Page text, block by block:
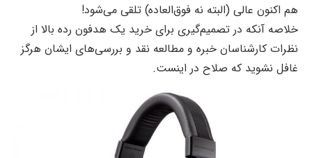
هم اکنون عالی (البته نه فوق‌العاده) تلقی می‌شود!
خلاصه آنکه در تصمیم‌گیری برای خرید یک هدفون رده بالا از
نظرات کارشناسان خبره و مطالعه نقد و بررسی‌های ایشان هرگز
غافل نشوید که صلاح در اینست.